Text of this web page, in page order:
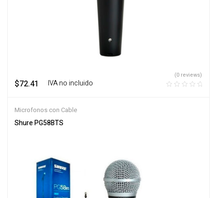
$72.41 ‎ ‎ ‎ IVA no incluido
(0 reviews)
Microfonos con Cable
Shure PG58BTS